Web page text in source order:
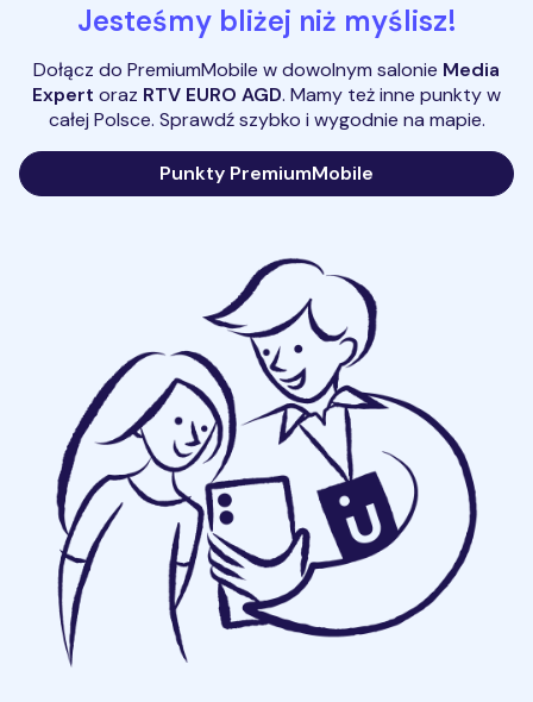
Jesteśmy bliżej niż myślisz!
Dołącz do PremiumMobile w dowolnym salonie Media
Expert oraz RTV EURO AGD. Mamy też inne punkty w
całej Polsce. Sprawdź szybko i wygodnie na mapie.
Punkty PremiumMobile